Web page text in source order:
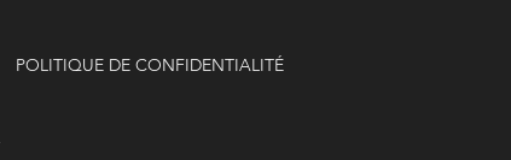
POLITIQUE DE CONFIDENTIALITÉ